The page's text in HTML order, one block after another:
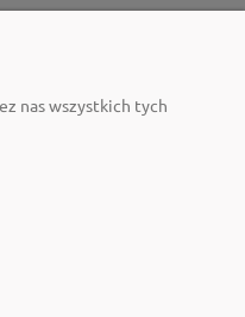
nas wszystkich tych